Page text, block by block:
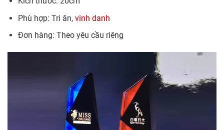
Phù hợp: Tri ân, vinh danh
Đơn hàng: Theo yêu cầu riêng